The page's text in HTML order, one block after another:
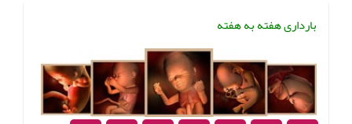
بارداری هفته به هفته